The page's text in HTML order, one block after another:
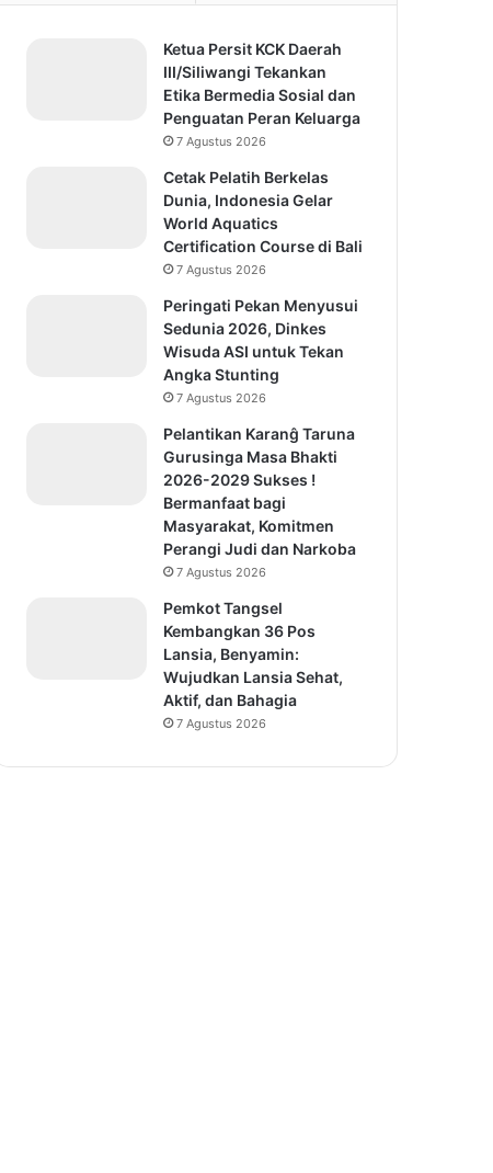
Ketua Persit KCK Daerah
III/Siliwangi Tekankan
Etika Bermedia Sosial dan
Penguatan Peran Keluarga
7 Agustus 2026
Cetak Pelatih Berkelas
Dunia, Indonesia Gelar
World Aquatics
Certification Course di Bali
7 Agustus 2026
Peringati Pekan Menyusui
Sedunia 2026, Dinkes
Wisuda ASI untuk Tekan
Angka Stunting
7 Agustus 2026
Pelantikan Karanĝ Taruna
Gurusinga Masa Bhakti
2026-2029 Sukses !
Bermanfaat bagi
Masyarakat, Komitmen
Perangi Judi dan Narkoba
7 Agustus 2026
Pemkot Tangsel
Kembangkan 36 Pos
Lansia, Benyamin:
Wujudkan Lansia Sehat,
Aktif, dan Bahagia
7 Agustus 2026